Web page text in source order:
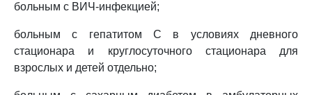
больным с ВИЧ-инфекцией;
больным с гепатитом C в условиях дневного
стационара и круглосуточного стационара для
взрослых и детей отдельно;